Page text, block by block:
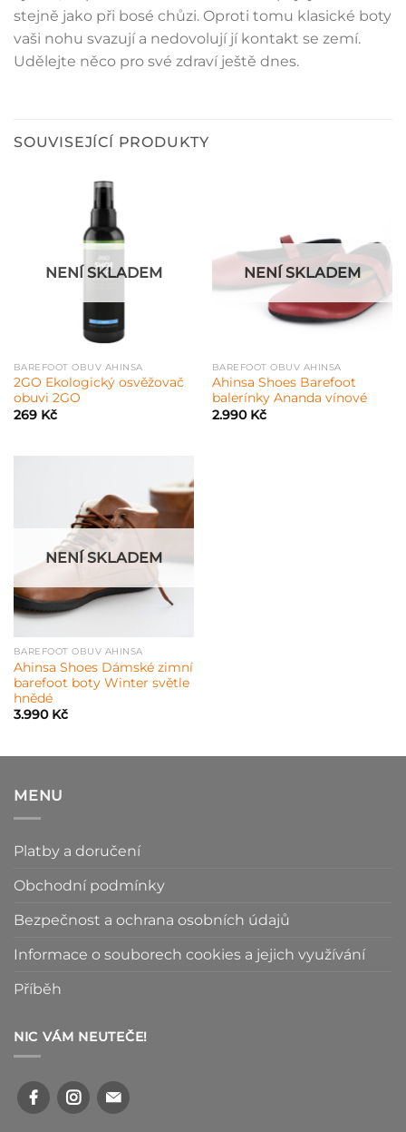
stejně jako při bosé chůzi. Oproti tomu klasické boty
vaši nohu svazují a nedovolují jí kontakt se zemí.
Udělejte něco pro své zdraví ještě dnes.
SOUVISEJÍCÍ PRODUKTY
NENÍ SKLADEM
BAREFOOT OBUV AHINSA
2GO Ekologický osvěžovač
obuvi 2GO
269 Kč
NENÍ SKLADEM
BAREFOOT OBUV AHINSA
Ahinsa Shoes Barefoot
balerínky Ananda vínové
2.990 Kč
NENÍ SKLADEM
BAREFOOT OBUV AHINSA
Ahinsa Shoes Dámské zimní
barefoot boty Winter světle
hnědé
3.990 Kč
MENU
Platby a doručení
Obchodní podmínky
Bezpečnost a ochrana osobních údajů
Informace o souborech cookies a jejich využívání
Příběh
NIC VÁM NEUTEČE!